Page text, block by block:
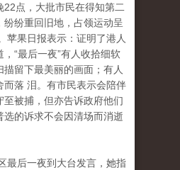
点，大批市民在得知第二
纷纷重回旧地，占领运动呈
苹果日报表示：证明了港人
“最后一夜”有人收拾细软
留下最美丽的画面；有人
而落 泪。有市民表示会陪伴
至被捕，但亦告诉政府他们
选的诉求不会因清场而消逝
最后一夜到大台发言，她指